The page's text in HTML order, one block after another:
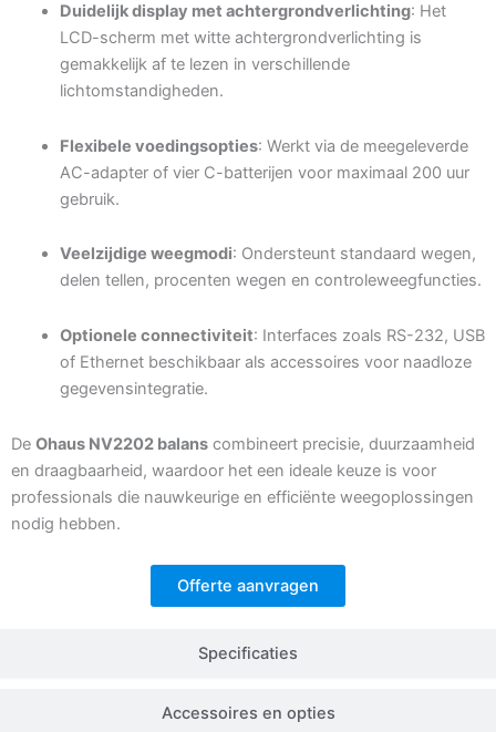
Specificaties
Accessoires en opties
Duidelijk display met achtergrondverlichting: Het
LCD-scherm met witte achtergrondverlichting is
gemakkelijk af te lezen in verschillende
lichtomstandigheden.
Flexibele voedingsopties: Werkt via de meegeleverde
AC-adapter of vier C-batterijen voor maximaal 200 uur
gebruik.
Veelzijdige weegmodi: Ondersteunt standaard wegen,
delen tellen, procenten wegen en controleweegfuncties.
Optionele connectiviteit: Interfaces zoals RS-232, USB
of Ethernet beschikbaar als accessoires voor naadloze
gegevensintegratie.
De Ohaus NV2202 balans combineert precisie, duurzaamheid
en draagbaarheid, waardoor het een ideale keuze is voor
professionals die nauwkeurige en efficiënte weegoplossingen
nodig hebben.
Offerte aanvragen